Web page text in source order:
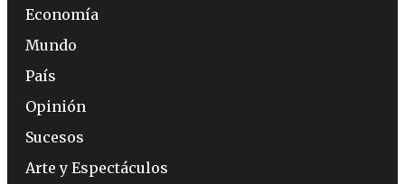
Economía
Mundo
País
Opinión
Sucesos
Arte y Espectáculos